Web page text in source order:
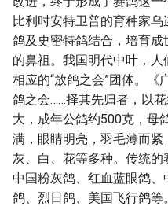
比利时安特卫普的育种家
鸽及史密特鸽结合，培育
的鼻祖。我国明代中叶，
相应的“放鸽之会”团体。《
鸽之会……择其先归者，以
大，成年公鸽约500克，母
满，眼睛明亮，羽毛薄而紧
灰、白、花等多种。传统的
中国粉灰鸽、红血蓝眼鸽
鸽、烈日鸽、美国飞行鸽